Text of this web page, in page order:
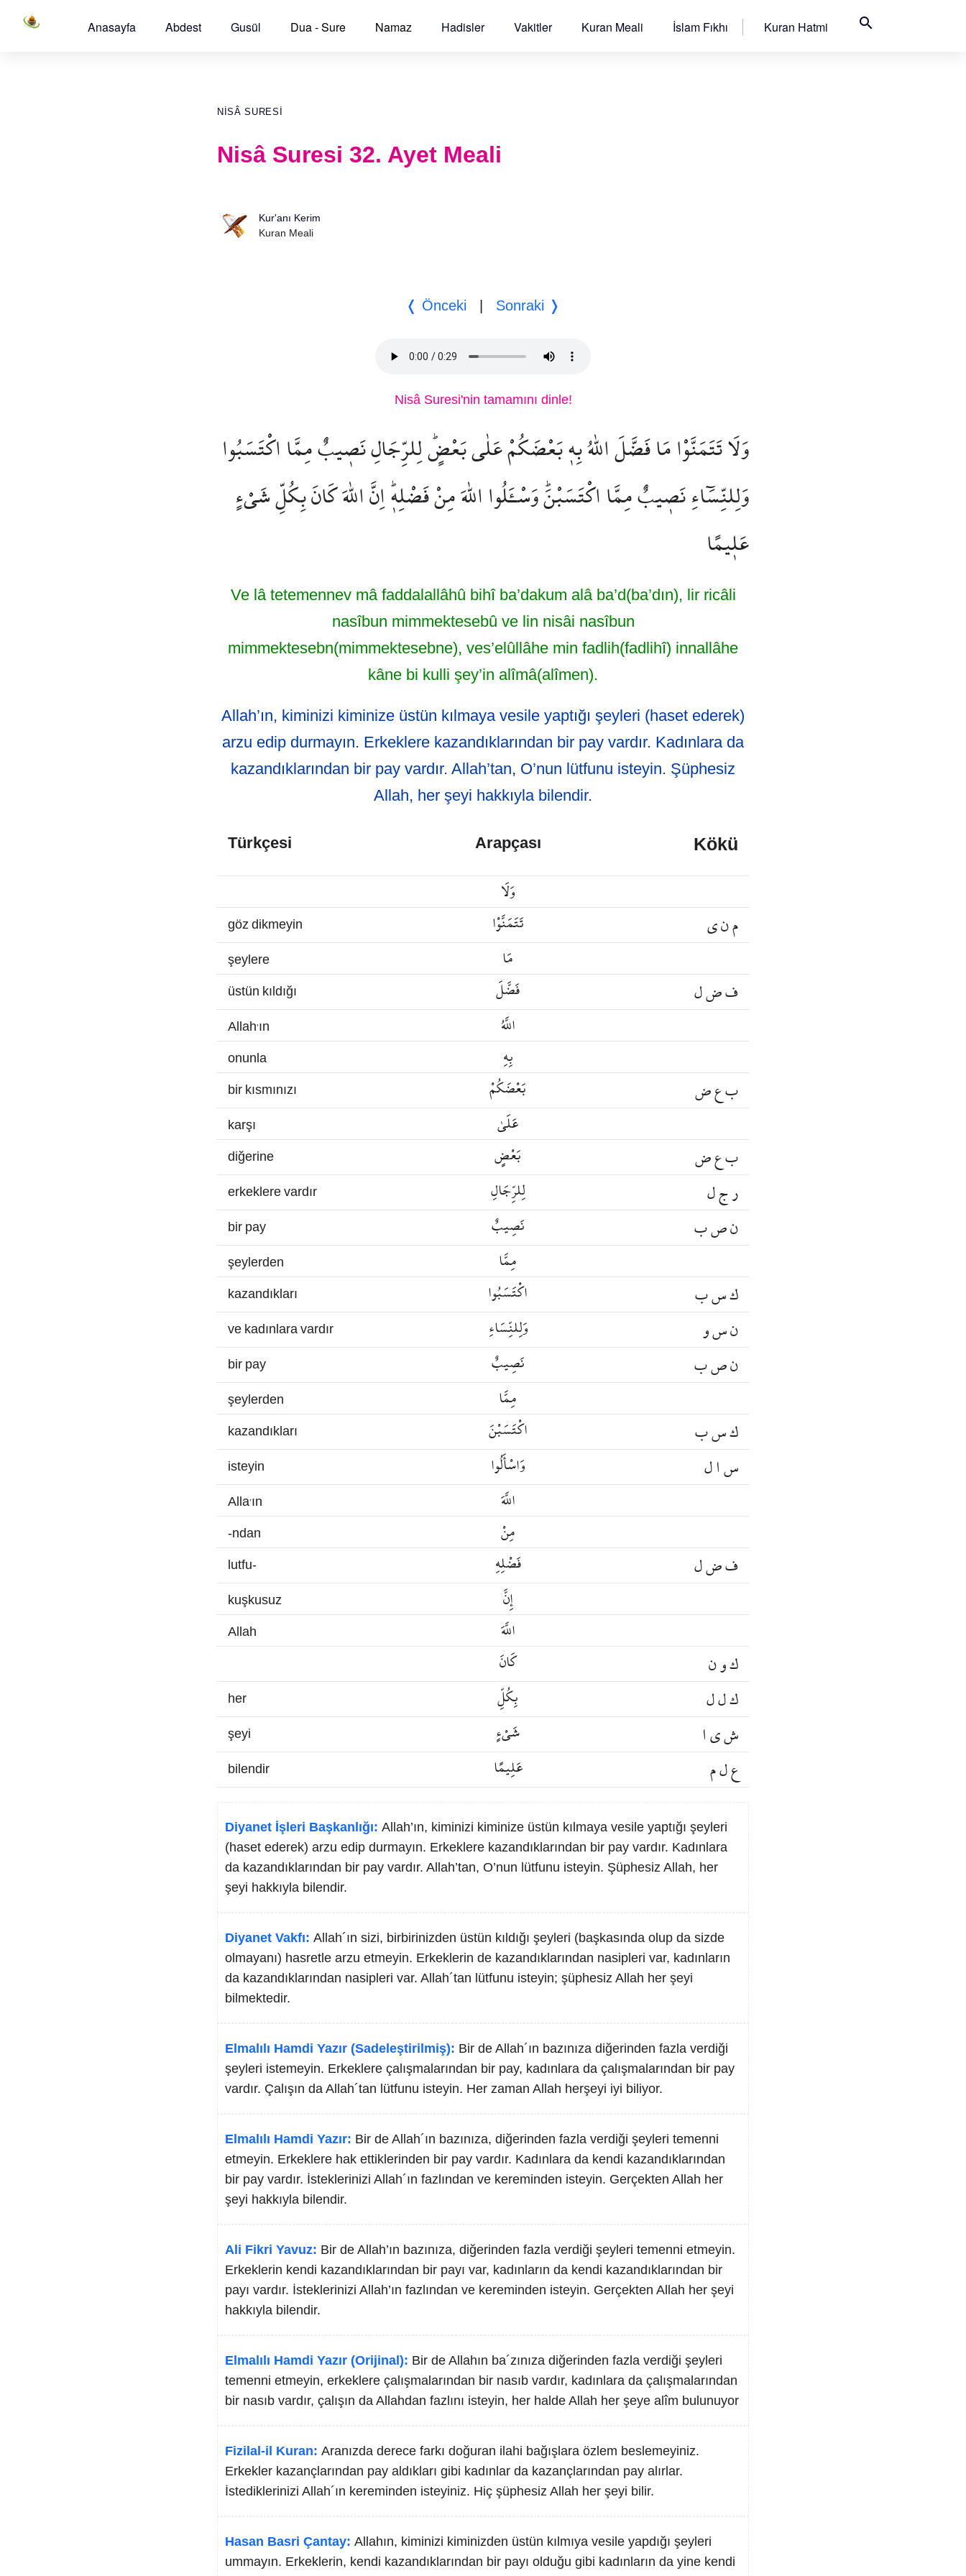
Anasayfa Abdest Gusül Dua - Sure Namaz Hadisler Vakitler Kuran Meali İslam Fıkhı Kuran Hatmi search
NISÂ SURESI
Nisâ Suresi 32. Ayet Meali
Kur'anı Kerim
Kuran Meali
❬ Önceki | Sonraki ❭
Nisâ Suresi'nin tamamını dinle!
وَلَا تَتَمَنَّوْا مَا فَضَّلَ اللّٰهُ بِه۪ بَعْضَكُمْ عَلٰى بَعْضٍۜ لِلرِّجَالِ نَص۪يبٌ مِمَّا اكْتَسَبُوا
وَلِلنِّسَٓاءِ نَص۪يبٌ مِمَّا اكْتَسَبْنَۜ وَسْـَٔلُوا اللّٰهَ مِنْ فَضْلِه۪ۜ اِنَّ اللّٰهَ كَانَ بِكُلِّ شَيْءٍ
عَل۪يمًا
Ve lâ tetemennev mâ faddalallâhû bihî ba’dakum alâ ba’d(ba’dın), lir ricâli
nasîbun mimmektesebû ve lin nisâi nasîbun
mimmektesebn(mimmektesebne), ves’elûllâhe min fadlih(fadlihî) innallâhe
kâne bi kulli şey’in alîmâ(alîmen).
Allah’ın, kiminizi kiminize üstün kılmaya vesile yaptığı şeyleri (haset ederek)
arzu edip durmayın. Erkeklere kazandıklarından bir pay vardır. Kadınlara da
kazandıklarından bir pay vardır. Allah’tan, O’nun lütfunu isteyin. Şüphesiz
Allah, her şeyi hakkıyla bilendir.
Türkçesi Arapçası Kökü
وَلَا
göz dikmeyin تَتَمَنَّوْا م ن ي
şeylere مَا
üstün kıldığı فَضَّلَ ف ض ل
Allah’ın اللَّهُ
onunla بِهِ
bir kısmınızı بَعْضَكُمْ ب ع ض
karşı عَلَىٰ
diğerine بَعْضٍ ب ع ض
erkeklere vardır لِلرِّجَالِ ر ج ل
bir pay نَصِيبٌ ن ص ب
şeylerden مِمَّا
kazandıkları اكْتَسَبُوا ك س ب
ve kadınlara vardır وَلِلنِّسَاءِ ن س و
bir pay نَصِيبٌ ن ص ب
şeylerden مِمَّا
kazandıkları اكْتَسَبْنَ ك س ب
isteyin وَاسْأَلُوا س ا ل
Alla’ın اللَّهَ
-ndan مِنْ
lutfu- فَضْلِهِ ف ض ل
kuşkusuz إِنَّ
Allah
اللَّهَ
كَانَ
ك و ن
her بِكُلِّ ك ل ل
şeyi شَيْءٍ ش ي ا
bilendir عَلِيمًا ع ل م
Diyanet İşleri Başkanlığı: Allah’ın, kiminizi kiminize üstün kılmaya vesile yaptığı şeyleri
(haset ederek) arzu edip durmayın. Erkeklere kazandıklarından bir pay vardır. Kadınlara
da kazandıklarından bir pay vardır. Allah’tan, O’nun lütfunu isteyin. Şüphesiz Allah, her
şeyi hakkıyla bilendir.
Diyanet Vakfı: Allah´ın sizi, birbirinizden üstün kıldığı şeyleri (başkasında olup da sizde
olmayanı) hasretle arzu etmeyin. Erkeklerin de kazandıklarından nasipleri var, kadınların
da kazandıklarından nasipleri var. Allah´tan lütfunu isteyin; şüphesiz Allah her şeyi
bilmektedir.
Elmalılı Hamdi Yazır (Sadeleştirilmiş): Bir de Allah´ın bazınıza diğerinden fazla verdiği
şeyleri istemeyin. Erkeklere çalışmalarından bir pay, kadınlara da çalışmalarından bir pay
vardır. Çalışın da Allah´tan lütfunu isteyin. Her zaman Allah herşeyi iyi biliyor.
Elmalılı Hamdi Yazır: Bir de Allah´ın bazınıza, diğerinden fazla verdiği şeyleri temenni
etmeyin. Erkeklere hak ettiklerinden bir pay vardır. Kadınlara da kendi kazandıklarından
bir pay vardır. İsteklerinizi Allah´ın fazlından ve kereminden isteyin. Gerçekten Allah her
şeyi hakkıyla bilendir.
Ali Fikri Yavuz: Bir de Allah’ın bazınıza, diğerinden fazla verdiği şeyleri temenni etmeyin.
Erkeklerin kendi kazandıklarından bir payı var, kadınların da kendi kazandıklarından bir
payı vardır. İsteklerinizi Allah’ın fazlından ve kereminden isteyin. Gerçekten Allah her şeyi
hakkıyla bilendir.
Elmalılı Hamdi Yazır (Orijinal): Bir de Allahın ba´zınıza diğerinden fazla verdiği şeyleri
temenni etmeyin, erkeklere çalışmalarından bir nasıb vardır, kadınlara da çalışmalarından
bir nasıb vardır, çalışın da Allahdan fazlını isteyin, her halde Allah her şeye alîm bulunuyor
Fizilal-il Kuran: Aranızda derece farkı doğuran ilahi bağışlara özlem beslemeyiniz.
Erkekler kazançlarından pay aldıkları gibi kadınlar da kazançlarından pay alırlar.
İstediklerinizi Allah´ın kereminden isteyiniz. Hiç şüphesiz Allah her şeyi bilir.
Hasan Basri Çantay: Allahın, kiminizi kiminizden üstün kılmıya vesile yapdığı şeyleri
ummayın. Erkeklerin, kendi kazandıklarından bir payı olduğu gibi kadınların da yine kendi